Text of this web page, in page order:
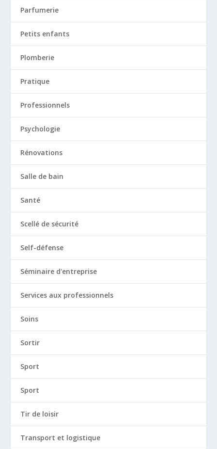
Parfumerie
Petits enfants
Plomberie
Pratique
Professionnels
Psychologie
Rénovations
Salle de bain
Santé
Scellé de sécurité
Self-défense
Séminaire d'entreprise
Services aux professionnels
Soins
Sortir
Sport
Sport
Tir de loisir
Transport et logistique